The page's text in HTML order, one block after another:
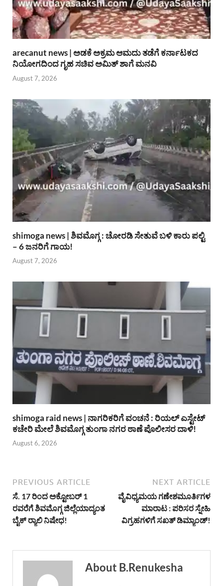
arecanut news | ಅಡಕೆ ಅಕ್ರಮ ಆಮದು ತಡೆಗೆ ಕರ್ನಾಟಕದ
ನಿಯೋಗದಿಂದ ಗೃಹ ಸಚಿವ ಅಮಿತ್ ಶಾಗೆ ಮನವಿ
August 7, 2026
shimoga news | ಶಿವಮೊಗ್ಗ : ಚೋರಡಿ ಸೇತುವೆ ಬಳಿ ಕಾರು ಪಲ್ಟಿ
– 6 ಜನರಿಗೆ ಗಾಯ!
August 7, 2026
shimoga raid news | ನಾಗರಿಕರಿಗೆ ವಂಚನೆ : ರಿಯಲ್ ಎಸ್ಟೇಟ್
ಕಚೇರಿ ಮೇಲೆ ಶಿವಮೊಗ್ಗ ತುಂಗಾ ನಗರ ಠಾಣೆ ಪೊಲೀಸರ ದಾಳಿ!
August 6, 2026
PREVIOUS ARTICLE
ಸೆ. 17 ರಿಂದ ಅಕ್ಟೋಬರ್ 1
ರವರೆಗೆ ಶಿವಮೊಗ್ಗ ಜಿಲ್ಲೆಯಾದ್ಯಂತ
ಬೈಕ್ ರ‌್ಯಾಲಿ ನಿಷೇಧ!
NEXT ARTICLE
ವೈವಿಧ್ಯಮಯ ಗಣೇಶಮೂರ್ತಿಗಳ
ಮಾರಾಟ : ಪರಿಸರ ಸ್ನೇಹಿ
ವಿಗ್ರಹಗಳಿಗೆ ಸಖತ್ ಡಿಮ್ಯಾಂಡ್!
About B.Renukesha